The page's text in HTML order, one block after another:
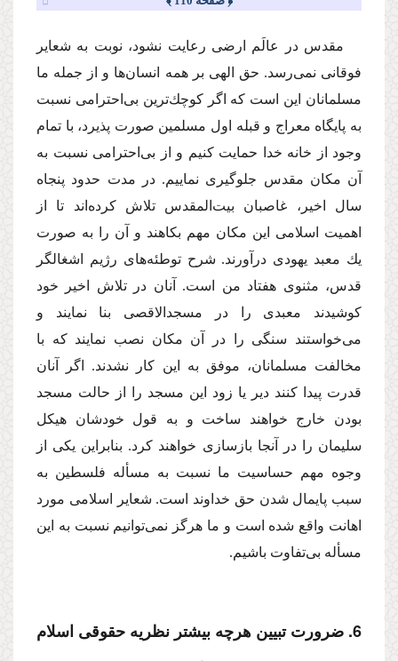
مقدس در عالَم ارضى رعایت نشود، نوبت به شعایر
فوقانى نمى‌رسد. حق الهى بر همه انسان‌ها و از جمله ما
مسلمانان این است كه اگر كوچك‌ترین بى‌احترامى نسبت
به پایگاه معراج و قبله اول مسلمین صورت پذیرد، با تمام
وجود از خانه خدا حمایت كنیم و از بى‌احترامى نسبت به
آن مكان مقدس جلوگیرى نماییم. در مدت حدود پنجاه
سال اخیر، غاصبان بیت‌المقدس تلاش كرده‌اند تا از
اهمیت اسلامى این مكان مهم بكاهند و آن را به صورت
یك معبد یهودى درآورند. شرح توطئه‌هاى رژیم اشغالگر
قدس، مثنوى هفتاد من است. آنان در تلاش اخیر خود
كوشیدند معبدى را در مسجدالاقصى بنا نمایند و
مى‌خواستند سنگى را در آن مكان نصب نمایند كه با
مخالفت مسلمانان، موفق به این كار نشدند. اگر آنان
قدرت پیدا كنند دیر یا زود این مسجد را از حالت مسجد
بودن خارج خواهند ساخت و به قول خودشان هیكل
سلیمان را در آنجا بازسازى خواهند كرد. بنابراین یكى از
وجوه مهم حساسیت ما نسبت به مسأله فلسطین به
سبب پایمال شدن حق خداوند است. شعایر اسلامى مورد
اهانت واقع شده است و ما هرگز نمى‌توانیم نسبت به این
مسأله بى‌تفاوت باشیم.
6. ضرورت تبیین هرچه بیشتر نظریه حقوقى اسلام